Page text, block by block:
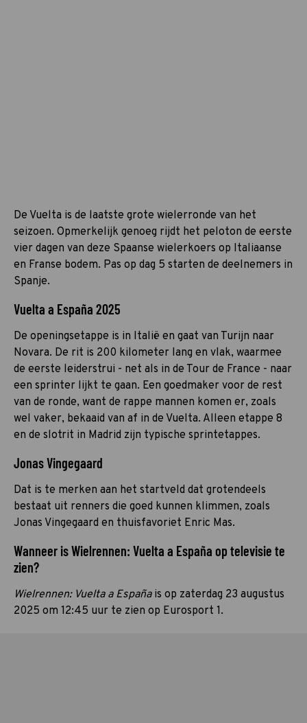
De Vuelta is de laatste grote wielerronde van het
seizoen. Opmerkelijk genoeg rijdt het peloton de eerste
vier dagen van deze Spaanse wielerkoers op Italiaanse
en Franse bodem. Pas op dag 5 starten de deelnemers in
Spanje.
Vuelta a España 2025
De openingsetappe is in Italië en gaat van Turijn naar
Novara. De rit is 200 kilometer lang en vlak, waarmee
de eerste leiderstrui - net als in de Tour de France - naar
een sprinter lijkt te gaan. Een goedmaker voor de rest
van de ronde, want de rappe mannen komen er, zoals
wel vaker, bekaaid van af in de Vuelta. Alleen etappe 8
en de slotrit in Madrid zijn typische sprintetappes.
Jonas Vingegaard
Dat is te merken aan het startveld dat grotendeels
bestaat uit renners die goed kunnen klimmen, zoals
Jonas Vingegaard en thuisfavoriet Enric Mas.
Wanneer is Wielrennen: Vuelta a España op televisie te
zien?
Wielrennen: Vuelta a Españais op zaterdag 23 augustus
2025 om 12:45 uur te zien op Eurosport 1.